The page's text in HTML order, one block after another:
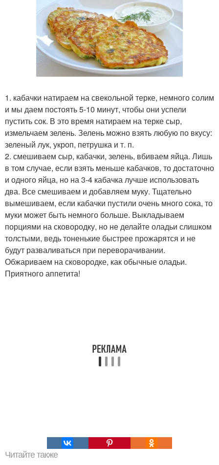
1. кабачки натираем на свекольной терке, немного солим
и мы даем постоять 5-10 минут, чтобы они успели
пустить сок. В это время натираем на терке сыр,
измельчаем зелень. Зелень можно взять любую по вкусу:
зеленый лук, укроп, петрушка и т. п.
2. смешиваем сыр, кабачки, зелень, вбиваем яйца. Лишь
в том случае, если взять меньше кабачков, то достаточно
и одного яйца, но на 3-4 кабачка лучше использовать
два. Все смешиваем и добавляем муку. Тщательно
вымешиваем, если кабачки пустили очень много сока, то
муки может быть немного больше. Выкладываем
порциями на сковородку, но не делайте оладьи слишком
толстыми, ведь тоненькие быстрее прожарятся и не
будут разваливаться при переворачивании.
Обжариваем на сковородке, как обычные оладьи.
Приятного аппетита!
Читайте также